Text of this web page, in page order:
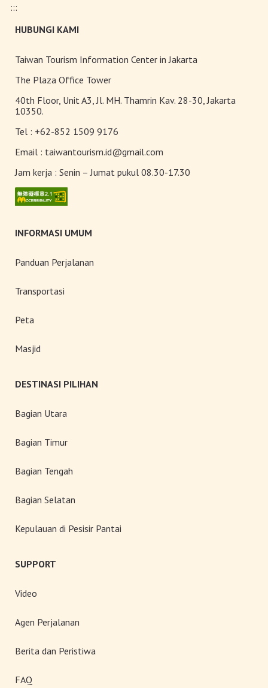
Teh Kelas Dunia
:::
HUBUNGI KAMI
Taiwan Tourism Information Center in Jakarta
The Plaza Office Tower
40th Floor, Unit A3, Jl. MH. Thamrin Kav. 28-30, Jakarta
10350.
Tel : +62-852 1509 9176
Email : taiwantourism.id@gmail.com
Jam kerja : Senin – Jumat pukul 08.30-17.30
INFORMASI UMUM
Panduan Perjalanan
Transportasi
Peta
Masjid
DESTINASI PILIHAN
Bagian Utara
Bagian Timur
Bagian Tengah
Bagian Selatan
Kepulauan di Pesisir Pantai
SUPPORT
Video
Agen Perjalanan
Berita dan Peristiwa
FAQ